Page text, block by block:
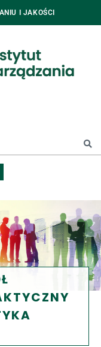
I JAKOŚCI